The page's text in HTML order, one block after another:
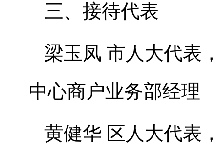
三、 接待代表
梁玉凤 市人大代表
中心商户业务部经理
黄健华 区人大代表